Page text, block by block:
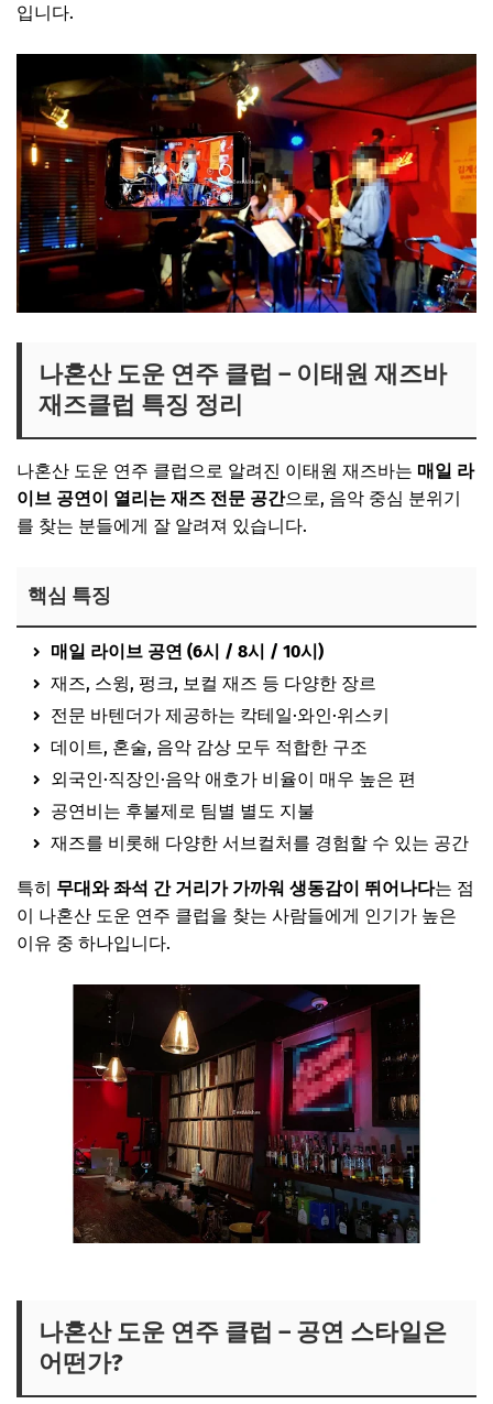
입니다.
나혼산 도운 연주 클럽 – 이태원 재즈바
재즈클럽 특징 정리
나혼산 도운 연주 클럽으로 알려진 이태원 재즈바는 매일 라
이브 공연이 열리는 재즈 전문 공간으로, 음악 중심 분위기
를 찾는 분들에게 잘 알려져 있습니다.
핵심 특징
매일 라이브 공연 (6시 / 8시 / 10시)
재즈, 스윙, 펑크, 보컬 재즈 등 다양한 장르
전문 바텐더가 제공하는 칵테일·와인·위스키
데이트, 혼술, 음악 감상 모두 적합한 구조
외국인·직장인·음악 애호가 비율이 매우 높은 편
공연비는 후불제로 팀별 별도 지불
재즈를 비롯해 다양한 서브컬처를 경험할 수 있는 공간
특히 무대와 좌석 간 거리가 가까워 생동감이 뛰어나다는 점
이 나혼산 도운 연주 클럽을 찾는 사람들에게 인기가 높은
이유 중 하나입니다.
나혼산 도운 연주 클럽 – 공연 스타일은
어떤가?